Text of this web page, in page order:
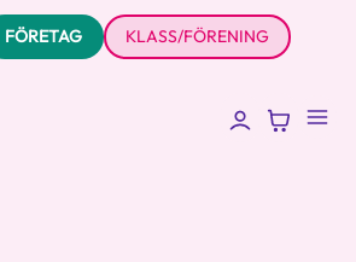
FÖRETAG KLASS/FÖRENING